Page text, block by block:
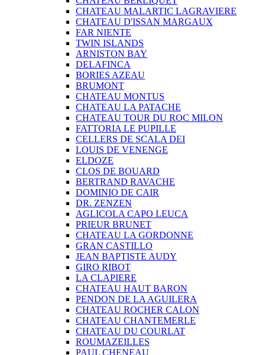
CHATEAU MALARTIC LAGRAVIERE
CHATEAU D'ISSAN MARGAUX
FAR NIENTE
TWIN ISLANDS
ARNISTON BAY
DELAFINCA
BORIES AZEAU
BRUMONT
CHATEAU MONTUS
CHATEAU LA PATACHE
CHATEAU TOUR DU ROC MILON
FATTORIA LE PUPILLE
CELLERS DE SCALA DEI
LOUIS DE VENENGE
ELDOZE
CLOS DE BOUARD
BERTRAND RAVACHE
DOMINIO DE CAIR
DR. ZENZEN
AGLICOLA CAPO LEUCA
PRIEUR BRUNET
CHATEAU LA GORDONNE
GRAN CASTILLO
JEAN BAPTISTE AUDY
GIRO RIBOT
LA CLAPIERE
CHATEAU HAUT BARON
PENDON DE LA AGUILERA
CHATEAU ROCHER CALON
CHATEAU CHANTEMERLE
CHATEAU DU COURLAT
ROUMAZEILLES
PAUL CHENEAU